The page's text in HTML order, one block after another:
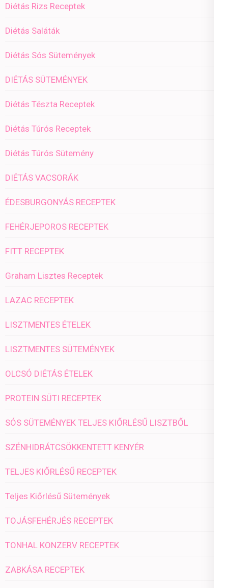
Diétás Rizs Receptek
Diétás Saláták
Diétás Sós Sütemények
DIÉTÁS SÜTEMÉNYEK
Diétás Tészta Receptek
Diétás Túrós Receptek
Diétás Túrós Sütemény
DIÉTÁS VACSORÁK
ÉDESBURGONYÁS RECEPTEK
FEHÉRJEPOROS RECEPTEK
FITT RECEPTEK
Graham Lisztes Receptek
LAZAC RECEPTEK
LISZTMENTES ÉTELEK
LISZTMENTES SÜTEMÉNYEK
OLCSÓ DIÉTÁS ÉTELEK
PROTEIN SÜTI RECEPTEK
SÓS SÜTEMÉNYEK TELJES KIŐRLÉSŰ LISZTBŐL
SZÉNHIDRÁTCSÖKKENTETT KENYÉR
TELJES KIŐRLÉSŰ RECEPTEK
Teljes Kiőrlésű Sütemények
TOJÁSFEHÉRJÉS RECEPTEK
TONHAL KONZERV RECEPTEK
ZABKÁSA RECEPTEK